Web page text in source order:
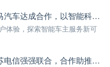
极光与威马汽车达成合作，以智能科技提升用户体验
体验，探索智能车主服务新可
极光与江苏电信强强联合，合作助推智慧运营